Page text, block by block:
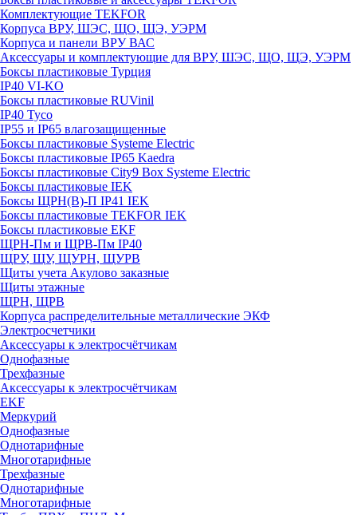
Комплектующие TEKFOR
Корпуса ВРУ, ШЭС, ЩО, ЩЭ, УЭРМ
Корпуса и панели ВРУ ВАС
Аксессуары и комплектующие для ВРУ, ШЭС, ЩО, ЩЭ, УЭРМ
Боксы пластиковые Турция
IP40 VI-KO
Боксы пластиковые RUVinil
IP40 Тусо
IP55 и IP65 влагозащищенные
Боксы пластиковые Systeme Electric
Боксы пластиковые IP65 Kaedra
Боксы пластиковые City9 Box Systeme Electric
Боксы пластиковые IEK
Боксы ЩРН(В)-П IP41 IEK
Боксы пластиковые TEKFOR IEK
Боксы пластиковые EKF
ЩРН-Пм и ЩРВ-Пм IP40
ЩРУ, ЩУ, ЩУРН, ЩУРВ
Щиты учета Акулово заказные
Щиты этажные
ЩРН, ЩРВ
Корпуса распределительные металлические ЭКФ
Электросчетчики
Аксессуары к электросчётчикам
Однофазные
Трехфазные
Аксессуары к электросчётчикам
EKF
Меркурий
Однофазные
Однотарифные
Многотарифные
Трехфазные
Однотарифные
Многотарифные